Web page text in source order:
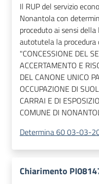
Il RUP del servizio
Nonantola con
proceduto ai sensi
autotutela la procedura
"CONCESSIONE DEL
ACCERTAMENTO E
DEL CANONE UNICO
OCCUPAZIONE DI
CARRAI E DI
COMUNE DI
Determina 60 03-03-
Chiarimento